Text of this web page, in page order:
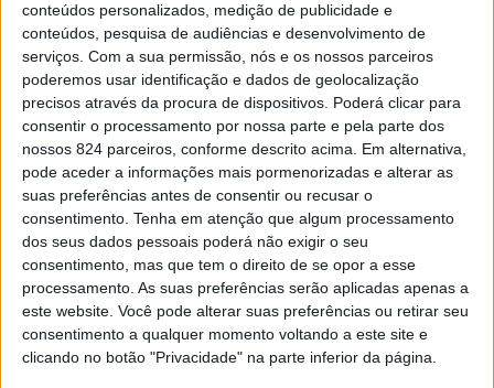
conteúdos personalizados, medição de publicidade e
conteúdos, pesquisa de audiências e desenvolvimento de
serviços. Com a sua permissão, nós e os nossos parceiros
poderemos usar identificação e dados de geolocalização
precisos através da procura de dispositivos. Poderá clicar para
consentir o processamento por nossa parte e pela parte dos
nossos 824 parceiros, conforme descrito acima. Em alternativa,
pode aceder a informações mais pormenorizadas e alterar as
suas preferências antes de consentir ou recusar o
consentimento. Tenha em atenção que algum processamento
dos seus dados pessoais poderá não exigir o seu
consentimento, mas que tem o direito de se opor a esse
processamento. As suas preferências serão aplicadas apenas a
este website. Você pode alterar suas preferências ou retirar seu
consentimento a qualquer momento voltando a este site e
clicando no botão "Privacidade" na parte inferior da página.
Se tens alguém na tua vida que te está a